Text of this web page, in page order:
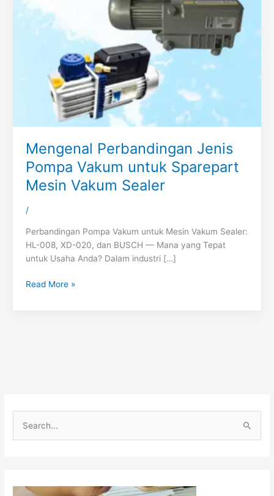
Mengenal Perbandingan Jenis
Pompa Vakum untuk Sparepart
Mesin Vakum Sealer
/
Perbandingan Pompa Vakum untuk Mesin Vakum Sealer:
HL-008, XD-020, dan BUSCH — Mana yang Tepat
untuk Usaha Anda? Dalam industri […]
Read More »